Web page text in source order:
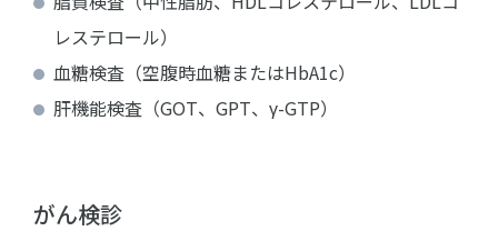
レステロール）
血糖検査（空腹時血糖またはHbA1c）
肝機能検査（GOT、GPT、γ-GTP）
がん検診